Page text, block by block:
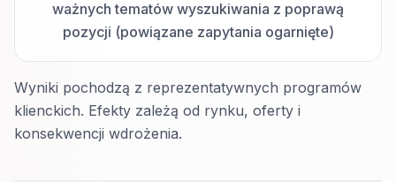
ważnych tematów wyszukiwania z poprawą
pozycji (powiązane zapytania ogarnięte)
Wyniki pochodzą z reprezentatywnych programów
klienckich. Efekty zależą od rynku, oferty i
konsekwencji wdrożenia.